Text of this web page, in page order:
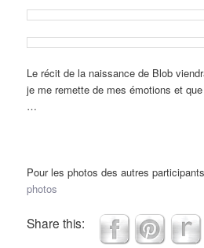
Le récit de la naissance de Blob
je me remette de mes émotions et
…
Pour les photos des autres
photos
Share this: